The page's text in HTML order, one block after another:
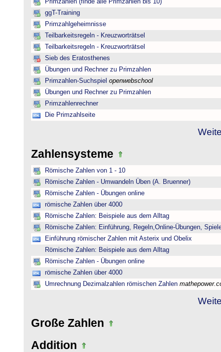
Primzahlen (finde alle Primzahlen bis 10)
ggT-Training
Primzahlgeheimnisse
Teilbarkeitsregeln - Kreuzworträtsel
Teilbarkeitsregeln - Kreuzworträtsel
Sieb des Eratosthenes
Übungen und Rechner zu Primzahlen
Primzahlen-Suchspiel openwebschool
Übungen und Rechner zu Primzahlen
Primzahlenrechner
Die Primzahlseite
Zahlensysteme
Römische Zahlen von 1 - 10
Römische Zahlen - Umwandeln Üben (A. Bruenner)
Römische Zahlen - Übungen online
römische Zahlen über 4000
Römische Zahlen: Beispiele aus dem Alltag
Römische Zahlen: Einführung, Regeln,Online-Übungen,
Einführung römischer Zahlen mit Asterix und Obelix
Römische Zahlen: Beispiele aus dem Alltag
Römische Zahlen - Übungen online
römische Zahlen über 4000
Umrechnung Dezimalzahlen römischen Zahlen
Große Zahlen
Addition